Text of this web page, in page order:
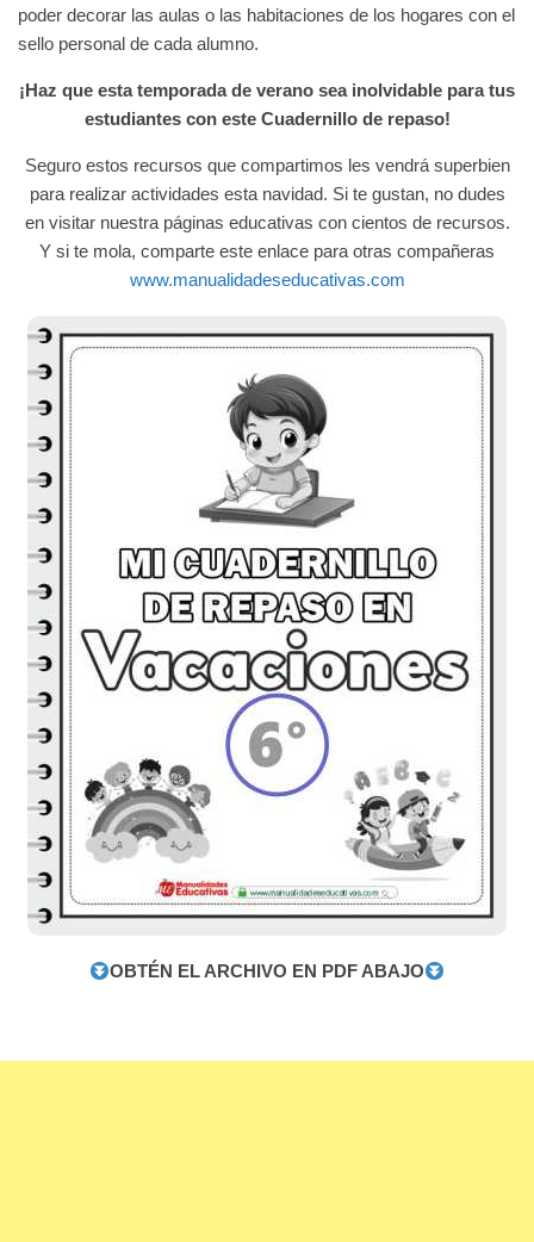
poder decorar las aulas o las habitaciones de los hogares con el
sello personal de cada alumno.
¡Haz que esta temporada de verano sea inolvidable para tus
estudiantes con este Cuadernillo de repaso!
Seguro estos recursos que compartimos les vendrá superbien
para realizar actividades esta navidad. Si te gustan, no dudes
en visitar nuestra páginas educativas con cientos de recursos.
Y si te mola, comparte este enlace para otras compañeras
www.manualidadeseducativas.com
OBTÉN EL ARCHIVO EN PDF ABAJO